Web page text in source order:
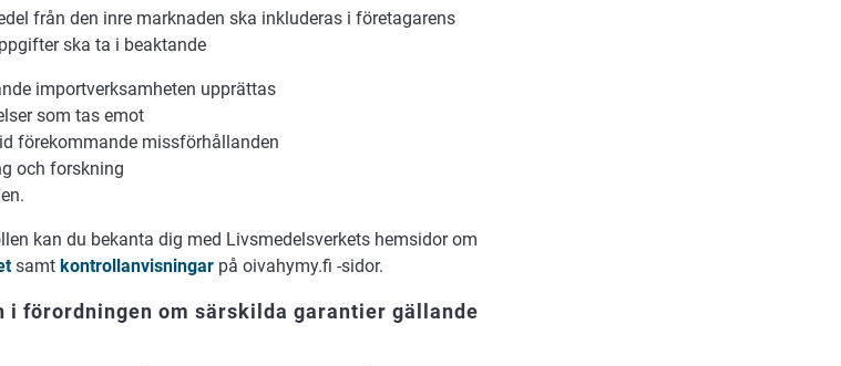
från den inre marknaden ska inkluderas i företagarens
ska ta i beaktande
importverksamheten upprättas
som tas emot
förekommande missförhållanden
och forskning
kan du bekanta dig med Livsmedelsverkets hemsidor om
samt kontrollanvisningar på oivahymy.fi -sidor.
i förordningen om särskilda garantier gällande